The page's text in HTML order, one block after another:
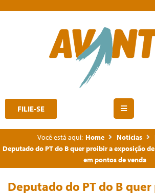
FILIE-SE
Você está aqui: Home Notícias
Deputado do PT do B quer proibir a exposição
em pontos de venda
Deputado do PT do B